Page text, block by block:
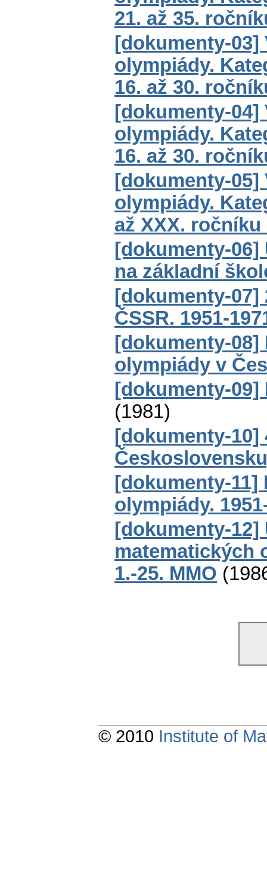
21. až 35.
[dokumenty-
olympiády.
16. až 30.
[dokumenty-
olympiády.
16. až 30.
[dokumenty-
olympiády.
až XXX. ročníku
[dokumenty-
na základní
[dokumenty-
ČSSR. 1951-
[dokumenty-
olympiády v
[dokumenty-09]
(1981)
[dokumenty-
[dokumenty-11]
olympiády.
[dokumenty-
matematických
1.-25. MMO (
© 2010 Institute of